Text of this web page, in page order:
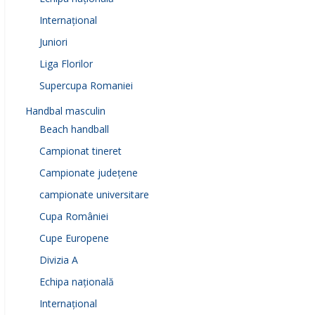
Internațional
Juniori
Liga Florilor
Supercupa Romaniei
Handbal masculin
Beach handball
Campionat tineret
Campionate județene
campionate universitare
Cupa României
Cupe Europene
Divizia A
Echipa națională
Internațional